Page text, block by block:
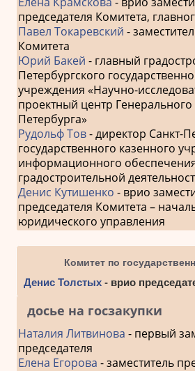
председателя Комитета,
Павел Токаревский -
Комитета
Юрий Бакей - главный
Петербургского
учреждения «Научно-
проектный центр Генерального
Петербурга»
Рудольф Тов- директор Санкт-
государственного казенного
информационного
градостроительной
Денис Кутишенко - врио
председателя Комитета –
юридического управления
Комитет по
Денис Толстых- врио
досье на госзакупки
Наталия Литвинова - первый
председателя
Елена Егорова - заместитель